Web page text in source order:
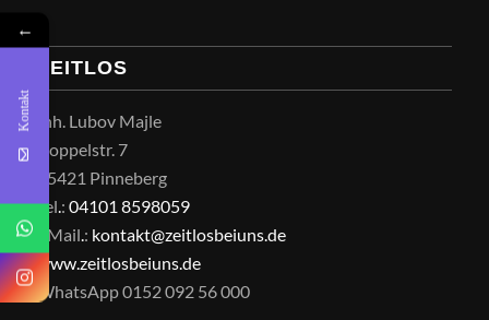
ZEITLOS
Inh. Lubov Majle
Koppelstr. 7
25421 Pinneberg
Tel : 04101 8598059
EMail : kontakt@zeitlosbeiuns.de
www.zeitlosbeiuns.de
WhatsApp 0152 092 56 000
←
Kontakt